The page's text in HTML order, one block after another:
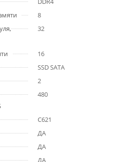
8
32
16
SSD SATA
2
480
С621
ДА
ДА
ДА